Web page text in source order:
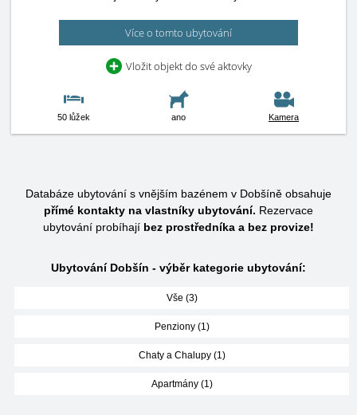
Více o tomto ubytování
Vložit objekt do své aktovky
50 lůžek ano Kamera
Databáze ubytování s vnějším bazénem v Dobšíně obsahuje
přímé kontakty na vlastníky ubytování. Rezervace
ubytování probíhají bez prostředníka a bez provize!
Ubytování Dobšín - výběr kategorie ubytování:
Vše (3)
Penziony (1)
Chaty a Chalupy (1)
Apartmány (1)